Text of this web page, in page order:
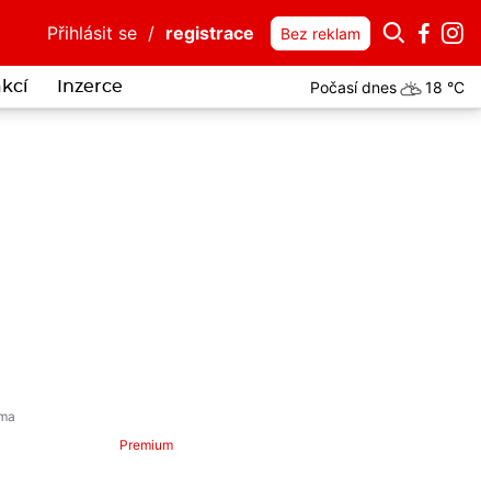
Přihlásit se / registrace Bez reklam
Inzerce Počasí dnes 18 °C
tiše sténala na čerpací stanici u dálnice. Pomohli jí policisté z
karneval
Premium